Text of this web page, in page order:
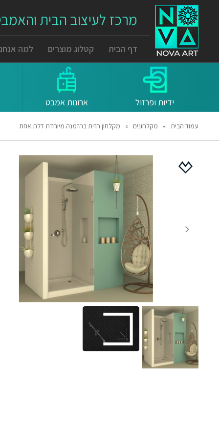
מרכז לעיצוב הבית
דף הבית קטלוג מוצרים למה
ידיות ופרזול ארונות אמבט
עמוד הבית » מקלחונים » מקלחון חזית בהזמנה מיוחדת דלת אחת